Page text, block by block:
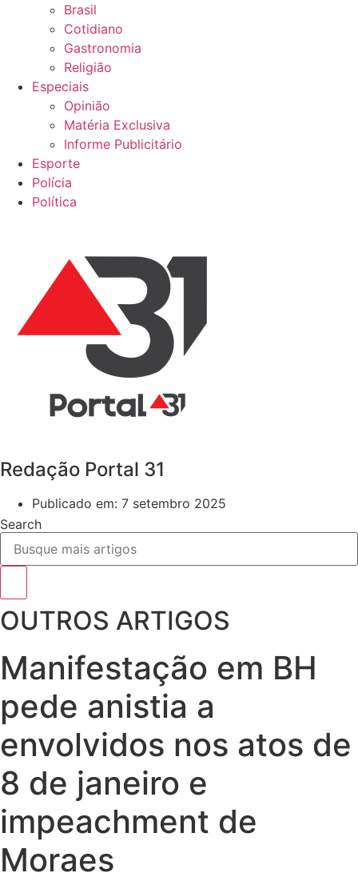
Brasil
Cotidiano
Gastronomia
Religião
Especiais
Opinião
Matéria Exclusiva
Informe Publicitário
Esporte
Polícia
Política
Redação Portal 31
Publicado em: 7 setembro 2025
Search
OUTROS ARTIGOS
Manifestação em BH
pede anistia a
envolvidos nos atos de
8 de janeiro e
impeachment de
Moraes